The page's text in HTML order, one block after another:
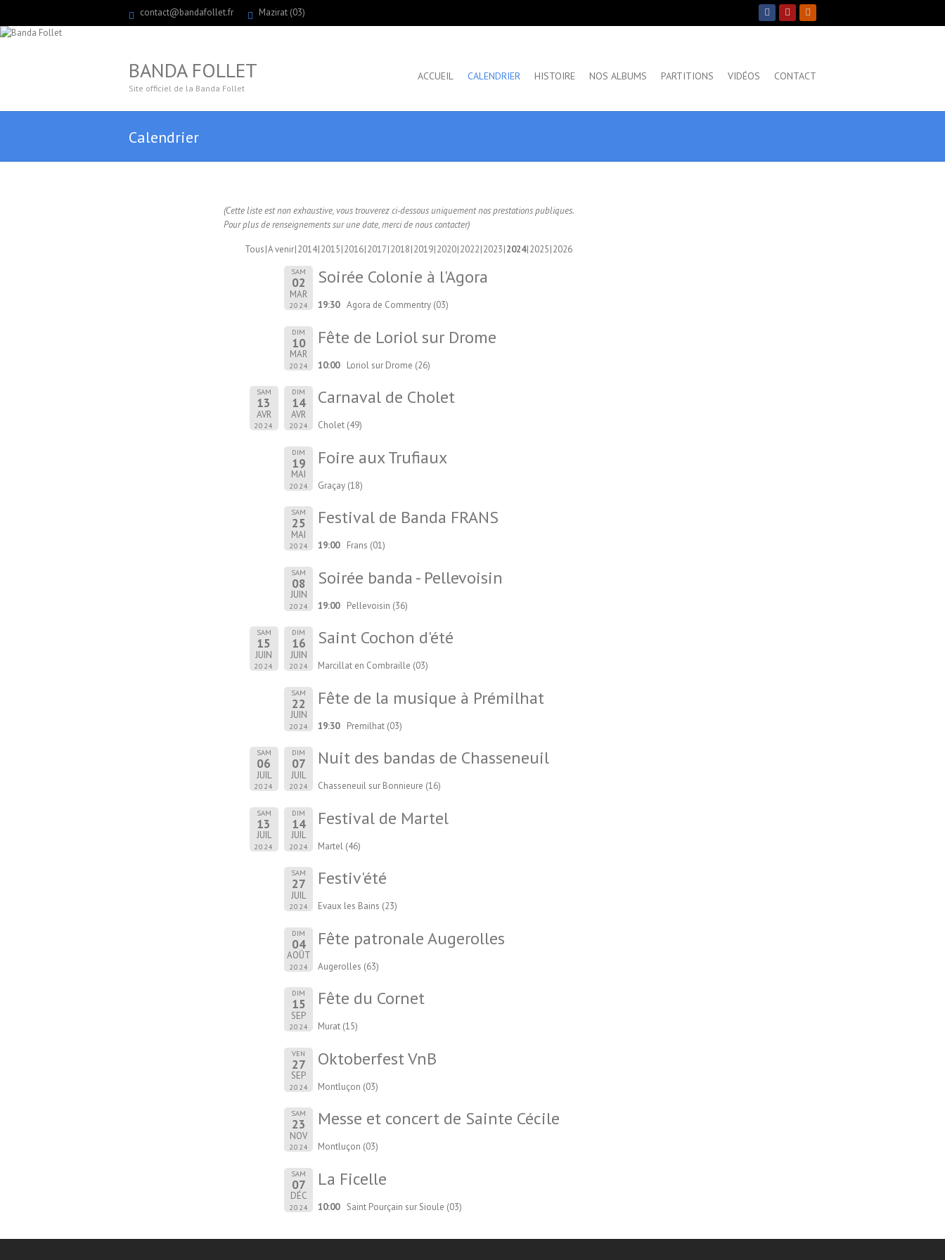
contact@bandafollet.fr Mazirat (03)
BANDA FOLLET
Site officiel de la Banda Follet
ACCUEIL CALENDRIER HISTOIRE NOS ALBUMS PARTITIONS VIDÉOS CONTACT
Calendrier
(Cette liste est non exhaustive, vous trouverez ci-dessous uniquement nos prestations publiques.
Pour plus de renseignements sur une date, merci de nous contacter)
Tous A venir 2014 2015 2016 2017 2018 2019 2020 2022 2023 2024 2025 2026
SAM
02
MAR
2024
Soirée Colonie à l'Agora
19:30 Agora de Commentry (03)
DIM
10
MAR
2024
Fête de Loriol sur Drome
10:00 Loriol sur Drome (26)
SAM
13
AVR
2024
DIM
14
AVR
2024
Carnaval de Cholet
Cholet (49)
DIM
19
MAI
2024
Foire aux Trufiaux
Graçay (18)
SAM
25
MAI
2024
Festival de Banda FRANS
19:00 Frans (01)
SAM
08
JUIN
2024
Soirée banda - Pellevoisin
19:00 Pellevoisin (36)
SAM
15
JUIN
2024
DIM
16
JUIN
2024
Saint Cochon d'été
Marcillat en Combraille (03)
SAM
22
JUIN
2024
Fête de la musique à Prémilhat
19:30 Premilhat (03)
SAM
06
JUIL
2024
DIM
07
JUIL
2024
Nuit des bandas de Chasseneuil
Chasseneuil sur Bonnieure (16)
SAM
13
JUIL
2024
DIM
14
JUIL
2024
Festival de Martel
Martel (46)
SAM
27
JUIL
2024
Festiv'été
Evaux les Bains (23)
DIM
04
AOÛT
2024
Fête patronale Augerolles
Augerolles (63)
DIM
15
SEP
2024
Fête du Cornet
Murat (15)
VEN
27
SEP
2024
Oktoberfest VnB
Montluçon (03)
SAM
23
NOV
2024
Messe et concert de Sainte Cécile
Montluçon (03)
SAM
07
DÉC
2024
La Ficelle
10:00 Saint Pourçain sur Sioule (03)